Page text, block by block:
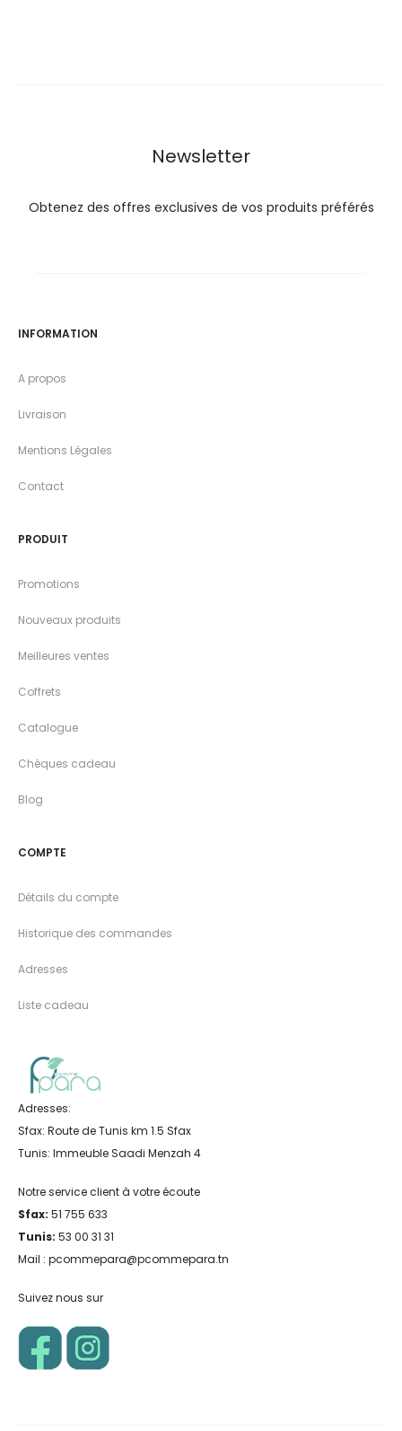
Newsletter
Obtenez des offres exclusives de vos produits préférés
INFORMATION
A propos
Livraison
Mentions Légales
Contact
PRODUIT
Promotions
Nouveaux produits
Meilleures ventes
Coffrets
Catalogue
Chèques cadeau
Blog
COMPTE
Détails du compte
Historique des commandes
Adresses
Liste cadeau
Adresses:
Sfax: Route de Tunis km 1.5 Sfax
Tunis: Immeuble Saadi Menzah 4
Notre service client à votre écoute
Sfax: 51 755 633
Tunis: 53 00 31 31
Mail : pcommepara@pcommepara.tn
Suivez nous sur